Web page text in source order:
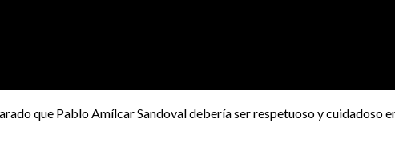
que Pablo Amílcar Sandoval debería ser respetuoso y cuidadoso